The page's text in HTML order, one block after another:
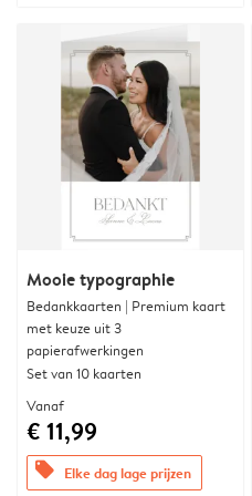
Mooie typographie
Bedankkaarten | Premium kaart
met keuze uit 3
papierafwerkingen
Set van 10 kaarten
Vanaf
€ 11,99
offers Elke dag lage prijzen